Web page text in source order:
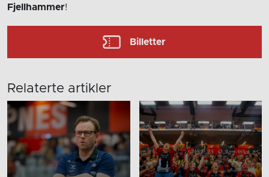
Fjellhammer!
Billetter
Relaterte artikler